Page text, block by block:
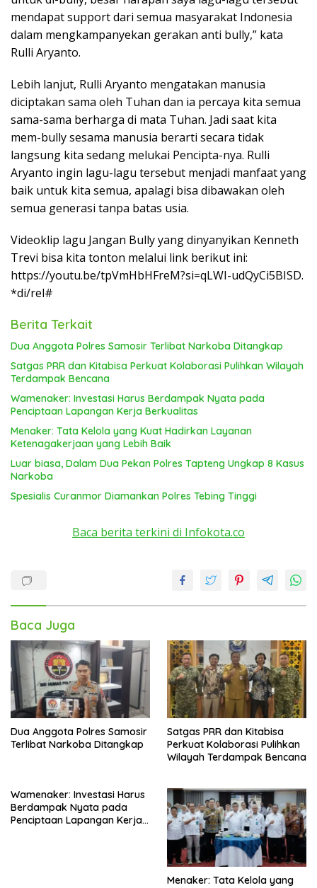
mendapat support dari semua masyarakat Indonesia
dalam mengkampanyekan gerakan anti bully,” kata
Rulli Aryanto.
Lebih lanjut, Rulli Aryanto mengatakan manusia
diciptakan sama oleh Tuhan dan ia percaya kita semua
sama-sama berharga di mata Tuhan. Jadi saat kita
mem-bully sesama manusia berarti secara tidak
langsung kita sedang melukai Pencipta-nya. Rulli
Aryanto ingin lagu-lagu tersebut menjadi manfaat yang
baik untuk kita semua, apalagi bisa dibawakan oleh
semua generasi tanpa batas usia.
Videoklip lagu Jangan Bully yang dinyanyikan Kenneth
Trevi bisa kita tonton melalui link berikut ini:
https://youtu.be/tpVmHbHFreM?si=qLWI-udQyCi5BISD.
*di/rel#
Berita Terkait
Dua Anggota Polres Samosir Terlibat Narkoba Ditangkap
Satgas PRR dan Kitabisa Perkuat Kolaborasi Pulihkan Wilayah
Terdampak Bencana
Wamenaker: Investasi Harus Berdampak Nyata pada
Penciptaan Lapangan Kerja Berkualitas
Menaker: Tata Kelola yang Kuat Hadirkan Layanan
Ketenagakerjaan yang Lebih Baik
Luar biasa, Dalam Dua Pekan Polres Tapteng Ungkap 8 Kasus
Narkoba
Spesialis Curanmor Diamankan Polres Tebing Tinggi
Baca berita terkini di Infokota.co
Baca Juga
Dua Anggota Polres Samosir
Terlibat Narkoba Ditangkap
Satgas PRR dan Kitabisa
Perkuat Kolaborasi Pulihkan
Wilayah Terdampak Bencana
Wamenaker: Investasi Harus
Berdampak Nyata pada
Penciptaan Lapangan Kerja
Menaker: Tata Kelola yang